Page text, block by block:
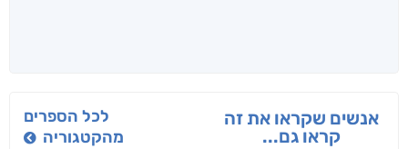
אנשים שקראו את זה
קראו גם...
לכל הספרים
מהקטגוריה